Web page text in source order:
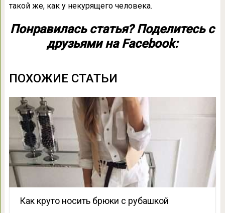
такой же, как у некурящего человека.
Понравилась статья? Поделитесь с
друзьями на Facebook:
ПОХОЖИЕ СТАТЬИ
Как круто носить брюки с рубашкой